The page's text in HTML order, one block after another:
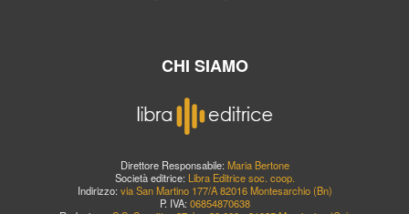
CHI SIAMO
Direttore Responsabile: Maria Bertone
Società editrice: Libra Editrice soc. coop.
Indirizzo: via San Martino 177/A 82016 Montesarchio (Bn)
P. IVA: 06854870638